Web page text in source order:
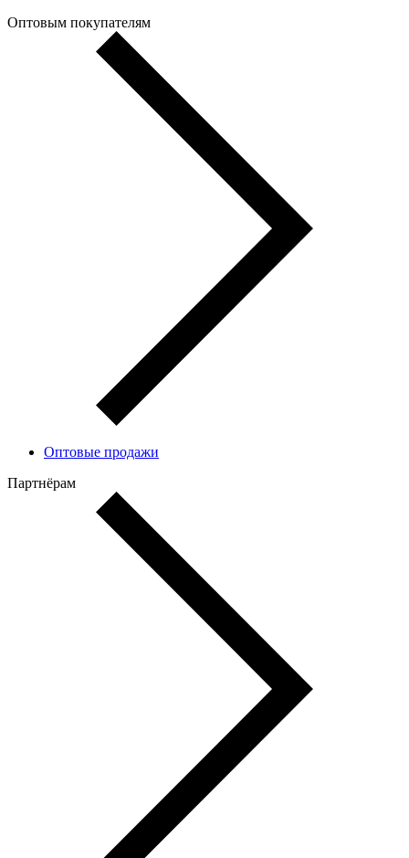
Оптовым покупателям
Оптовые продажи
Партнёрам